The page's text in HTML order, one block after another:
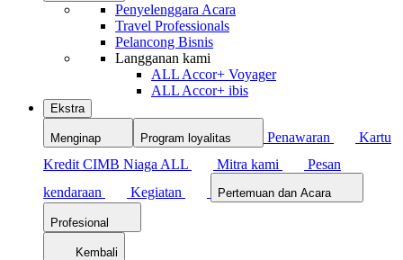
Penyelenggara Acara
Travel Professionals
Pelancong Bisnis
Langganan kami
ALL Accor+ Voyager
ALL Accor+ ibis
Ekstra
Menginap Program loyalitas Penawaran
Kartu
Kredit CIMB Niaga ALL
Mitra kami
Pesan
kendaraan
Kegiatan Pertemuan dan Acara
Profesional
Kembali